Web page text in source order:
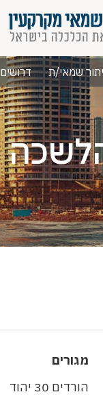
שמאי/ת דרושים
מגורים
הורדים 30 יהוד